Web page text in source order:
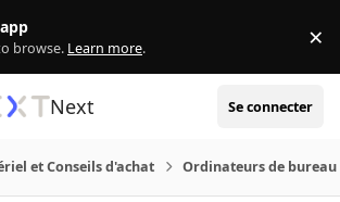
browse. Learn more. ×
Next Se connecter
et Conseils d'achat Ordinateurs de bureau